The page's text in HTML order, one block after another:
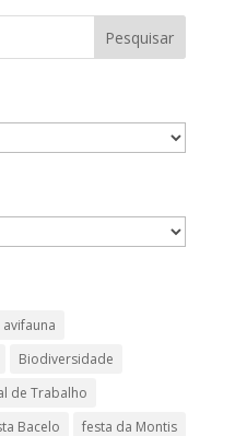
avifauna
Biodiversidade
de Trabalho
Bacelo
festa da Montis